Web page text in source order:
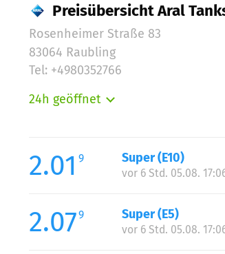
Preisübersicht Aral
Rosenheimer Straße 83
83064 Raubling
Tel: +4980352766
24h geöffnet
Mittwoch:
Donnerstag:
Samstag:
Sonntag:
2.01 9 Super (E10)
vor 6 Std. 05.08.
2.079 Super (E5)
vor 6 Std. 05.08.